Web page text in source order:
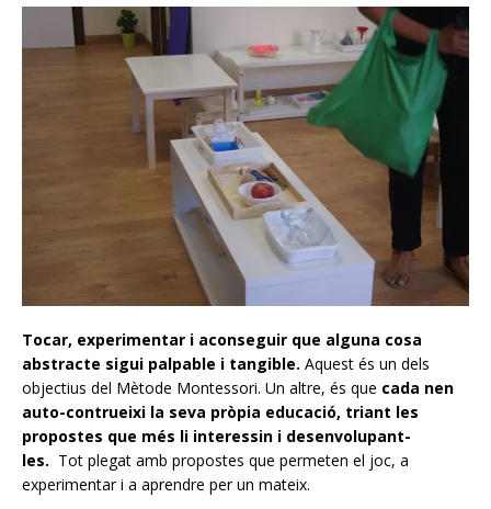
Tocar, experimentar i aconseguir que alguna cosa
abstracte sigui palpable i tangible. Aquest és un dels
objectius del Mètode Montessori. Un altre, és que cada nen
auto-contrueixi la seva pròpia educació, triant les
propostes que més li interessin i desenvolupant-
les. Tot plegat amb propostes que permeten el joc, a
experimentar i a aprendre per un mateix.